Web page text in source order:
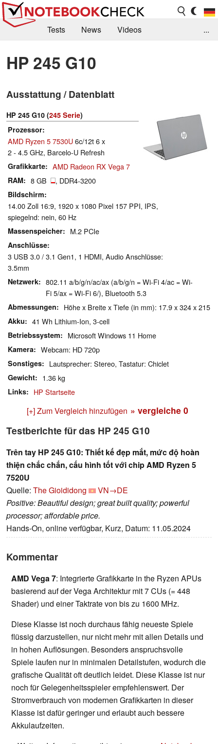
Tests News
Videos
Kaufberatung
Deals
Forum
...
HP 245 G10
Ausstattung / Datenblatt
HP 245 G10 (245 Serie)
Prozessor
AMD Ryzen 5 7530U6c/12t 6 x
2 - 4.5 GHz, Barcelo-U Refresh
Grafikkarte AMD Radeon RX Vega 7
RAM 8 GB , DDR4-3200
Bildschirm
14.00 Zoll 16:9, 1920 x 1080 Pixel 157 PPI, IPS,
spiegelnd: nein, 60 Hz
Massenspeicher M.2 PCIe
Anschlüsse
3 USB 3.0 / 3.1 Gen1, 1 HDMI, Audio Anschlüsse:
3.5mm
Netzwerk
802.11 a/b/g/n/ac/ax (a/b/g/n = Wi-Fi 4/ac = Wi-
Fi 5/ax = Wi-Fi 6/), Bluetooth 5.3
Abmessungen Höhe x Breite x Tiefe (in mm): 17.9 x 324 x 215
Akku 41 Wh Lithium-Ion, 3-cell
Betriebssystem Microsoft Windows 11 Home
Kamera Webcam: HD 720p
Sonstiges Lautsprecher: Stereo, Tastatur: Chiclet
Gewicht 1.36 kg
Links HP Startseite
[+] Zum Vergleich hinzufügen » vergleiche 0
Testberichte für das HP 245 G10
Trên tay HP 245 G10: Thiết kế đẹp mắt, mức độ hoàn
thiện chắc chắn, cấu hình tốt với chip AMD Ryzen 5
7520U
Quelle: The Gioididong
VN→DE
Positive: Beautiful design; great built quality; powerful
processor; affordable price.
Hands-On, online verfügbar, Kurz, Datum: 11.05.2024
Kommentar
AMD Vega 7: Integrierte Grafikkarte in the Ryzen APUs
basierend auf der Vega Architektur mit 7 CUs (= 448
Shader) und einer Taktrate von bis zu 1600 MHz.
Diese Klasse ist noch durchaus fähig neueste Spiele
flüssig darzustellen, nur nicht mehr mit allen Details und
in hohen Auflösungen. Besonders anspruchsvolle
Spiele laufen nur in minimalen Detailstufen, wodurch die
grafische Qualität oft deutlich leidet. Diese Klasse ist nur
noch für Gelegenheitsspieler empfehlenswert. Der
Stromverbrauch von modernen Grafikkarten in dieser
Klasse ist dafür geringer und erlaubt auch bessere
Akkulaufzeiten.